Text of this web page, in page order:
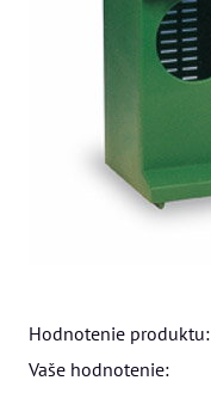
Hodnotenie produktu:
Vaše hodnotenie: